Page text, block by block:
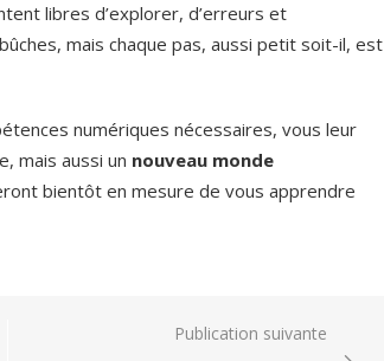
libres d’explorer, d’erreurs et
mais chaque pas, aussi petit soit-il, est
numériques nécessaires, vous leur
mais aussi un nouveau monde
bientôt en mesure de vous apprendre
Publication suivante